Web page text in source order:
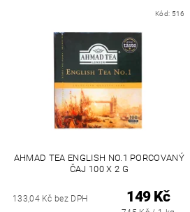
Kód: 516
AHMAD TEA ENGLISH NO.1 PORCOVANÝ
ČAJ 100 X 2 G
133,04 Kč bez DPH 149 Kč